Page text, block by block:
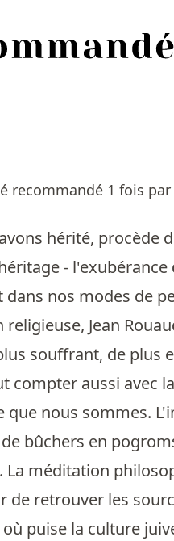
recommandé 1 fois
hérité, procède
-
nos modes de
Jean
souffrant, de
compter aussi avec
que nous sommes.
bûchers en
méditation
retrouver les
puise la culture